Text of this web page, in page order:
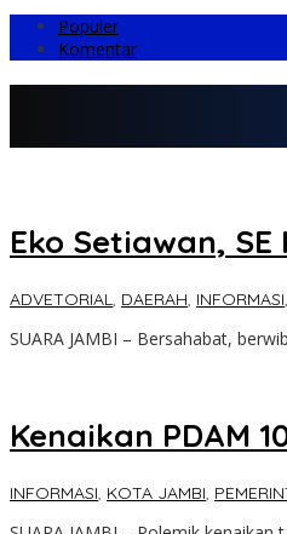
Populer
Komentar
Eko Setiawan,
ADVETORIAL, DAERAH, INFORMASI,
SUARA JAMBI – Bersahabat,
Kenaikan PDAM
INFORMASI, KOTA JAMBI,